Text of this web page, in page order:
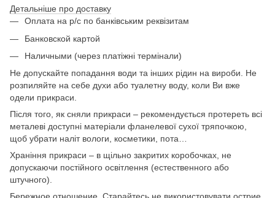
Детальніше про доставку
Оплата на р/с по банківським реквізитам
Банковской картой
Наличными (через платіжні термінали)
Не допускайте попадання води та інших рідин на вироби. Не
розпиляйте на себе духи або туалетну воду, коли Ви вже
одели прикраси.
Після того, як сняли прикраси – рекомендується протереть всі
металеві доступні матеріали фланелевої сухої тряпочкою,
щоб убрати наліт вологи, косметики, пота…
Храніння прикраси – в щільно закритих коробочках, не
допускаючи постійного освітлення (естественного або
штучного).